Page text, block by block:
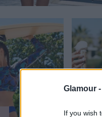
Glamour -
If you wish
DIVAT